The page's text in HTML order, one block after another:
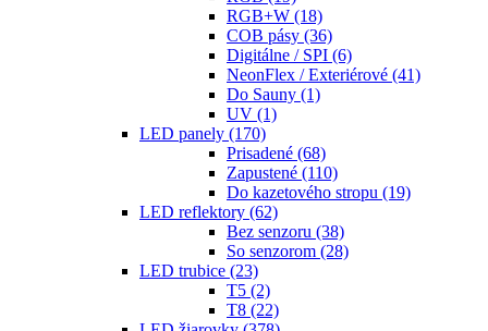
RGB+W (18)
COB pásy (36)
Digitálne / SPI (6)
NeonFlex / Exteriérové (41)
Do Sauny (1)
UV (1)
LED panely (170)
Prisadené (68)
Zapustené (110)
Do kazetového stropu (19)
LED reflektory (62)
Bez senzoru (38)
So senzorom (28)
LED trubice (23)
T5 (2)
T8 (22)